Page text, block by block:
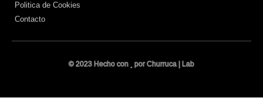
Politica de Cookies
Contacto
© 2023 Hecho con por Churruca | Lab